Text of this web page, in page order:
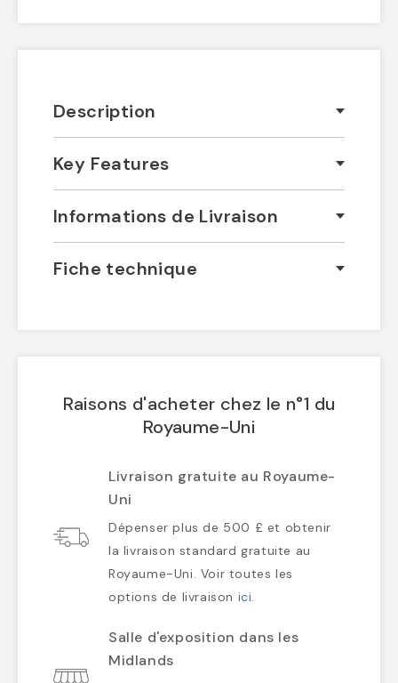
Description
Key Features
Informations de Livraison
Fiche technique
Raisons d'acheter chez le n°1 du
Royaume-Uni
Livraison gratuite au Royaume-
Uni
Dépenser plus de 500 £ et obtenir
la livraison standard gratuite au
Royaume-Uni. Voir toutes les
options de livraison ici.
Salle d'exposition dans les
Midlands